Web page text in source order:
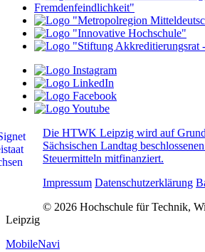
Die HTWK Leipzig wird auf
Sächsischen Landtag
Steuermitteln mitfinanziert.
Impressum Datenschutzerklärung
© 2026 Hochschule für Technik,
Leipzig
MobileNavi